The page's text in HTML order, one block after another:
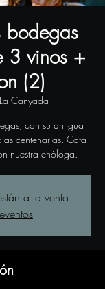
bodegas
3 vinos +
(2)
La Canyada
con su antigua
centenarias. Cata
nuestra enóloga.
a la venta